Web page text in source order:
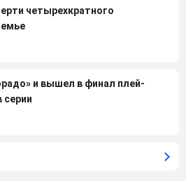
четырехкратного
и вышел в финал плей-
серии